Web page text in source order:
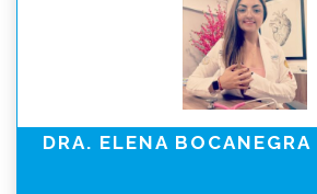
DRA. ELENA BOCANEGRA